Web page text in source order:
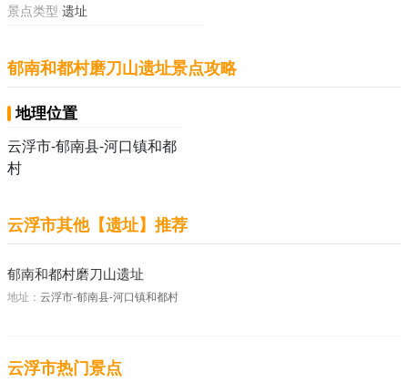
景点类型 遗址
郁南和都村磨刀山遗址景点攻略
地理位置
云浮市-郁南县-河口镇和都
村
云浮市其他【遗址】推荐
郁南和都村磨刀山遗址
地址： 云浮市-郁南县-河口镇和都村
云浮市热门景点